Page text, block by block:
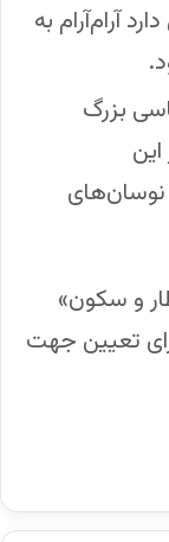
آرام‌آرام به
بزرگ
و سکون»
تعیین جهت